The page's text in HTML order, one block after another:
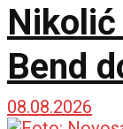
Bend
provod
08.08.2026